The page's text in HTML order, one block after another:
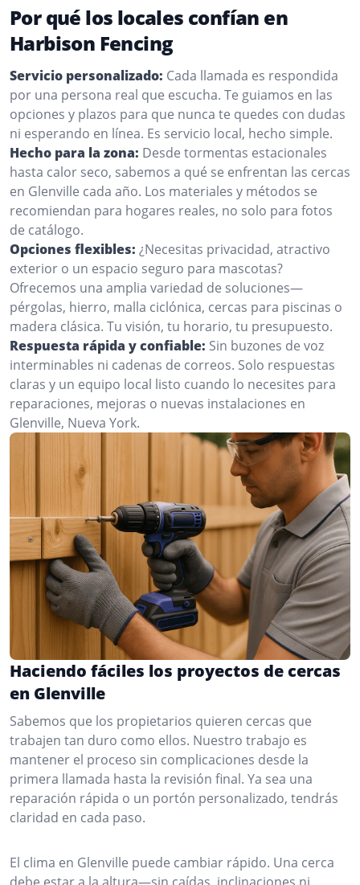
Por qué los locales confían en
Harbison Fencing
Servicio personalizado: Cada llamada es respondida
por una persona real que escucha. Te guiamos en las
opciones y plazos para que nunca te quedes con dudas
ni esperando en línea. Es servicio local, hecho simple.
Hecho para la zona: Desde tormentas estacionales
hasta calor seco, sabemos a qué se enfrentan las cercas
en Glenville cada año. Los materiales y métodos se
recomiendan para hogares reales, no solo para fotos
de catálogo.
Opciones flexibles: ¿Necesitas privacidad, atractivo
exterior o un espacio seguro para mascotas?
Ofrecemos una amplia variedad de soluciones—
pérgolas, hierro, malla ciclónica, cercas para piscinas o
madera clásica. Tu visión, tu horario, tu presupuesto.
Respuesta rápida y confiable: Sin buzones de voz
interminables ni cadenas de correos. Solo respuestas
claras y un equipo local listo cuando lo necesites para
reparaciones, mejoras o nuevas instalaciones en
Glenville, Nueva York.
Haciendo fáciles los proyectos de cercas
en Glenville
Sabemos que los propietarios quieren cercas que
trabajen tan duro como ellos. Nuestro trabajo es
mantener el proceso sin complicaciones desde la
primera llamada hasta la revisión final. Ya sea una
reparación rápida o un portón personalizado, tendrás
claridad en cada paso.
El clima en Glenville puede cambiar rápido. Una cerca